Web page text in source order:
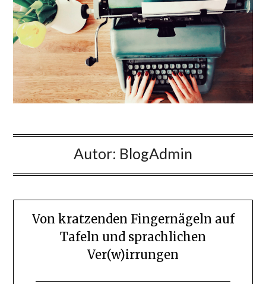
Autor: BlogAdmin
Von kratzenden Fingernägeln auf
Tafeln und sprachlichen
Ver(w)irrungen